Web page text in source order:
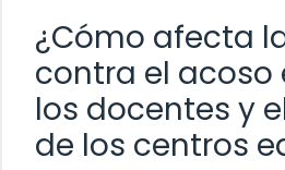
¿Cómo afecta
contra el acoso
los docentes y
de los centros